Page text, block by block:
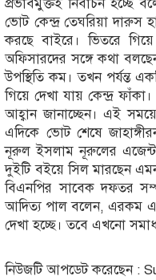
প্রভাবমুক্তই নির্বাচন হচ্ছে
ভোট কেন্দ্র তেঘরিয়া দারুস
করছে বাইরে। ভিতরে
অফিসারদের সঙ্গে কথা
উপস্থিতি কম। তখন পর্যন্ত
গিয়ে দেখা যায় কেন্দ্র
আহ্বান জানাচ্ছেন। এই
এদিকে ভোট শেষে
নূরুল ইসলাম নূরুলের
দুইটি বইয়ে সিল মারছেন
বিএনপির সাবেক দফতর
আদিত্য পাল বলেন, এরকম
দেখা হচ্ছে। তবে এখনো
নিউজটি আপডেট করেছেন :